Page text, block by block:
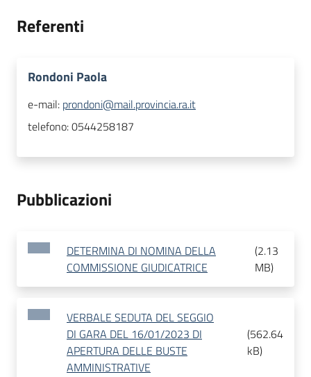
Referenti
Rondoni Paola
e-mail: prondoni@mail.provincia.ra.it
telefono:0544258187
Pubblicazioni
DETERMINA DI NOMINA DELLA
COMMISSIONE GIUDICATRICE
(2.13
MB)
VERBALE SEDUTA DEL SEGGIO
DI GARA DEL 16/01/2023 DI
APERTURA DELLE BUSTE
AMMINISTRATIVE
(562.64
kB)